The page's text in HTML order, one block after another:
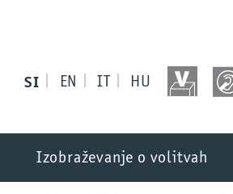
SI EN IT HU
Izobraževanje o volitvah